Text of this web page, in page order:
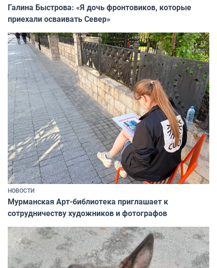
Галина Быстрова: «Я дочь фронтовиков, которые
приехали осваивать Север»
НОВОСТИ
Мурманская Арт-библиотека приглашает к
сотрудничеству художников и фотографов